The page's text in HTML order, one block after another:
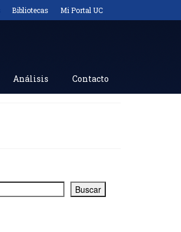
Bibliotecas Mi Portal UC
Análisis Contacto
Buscar